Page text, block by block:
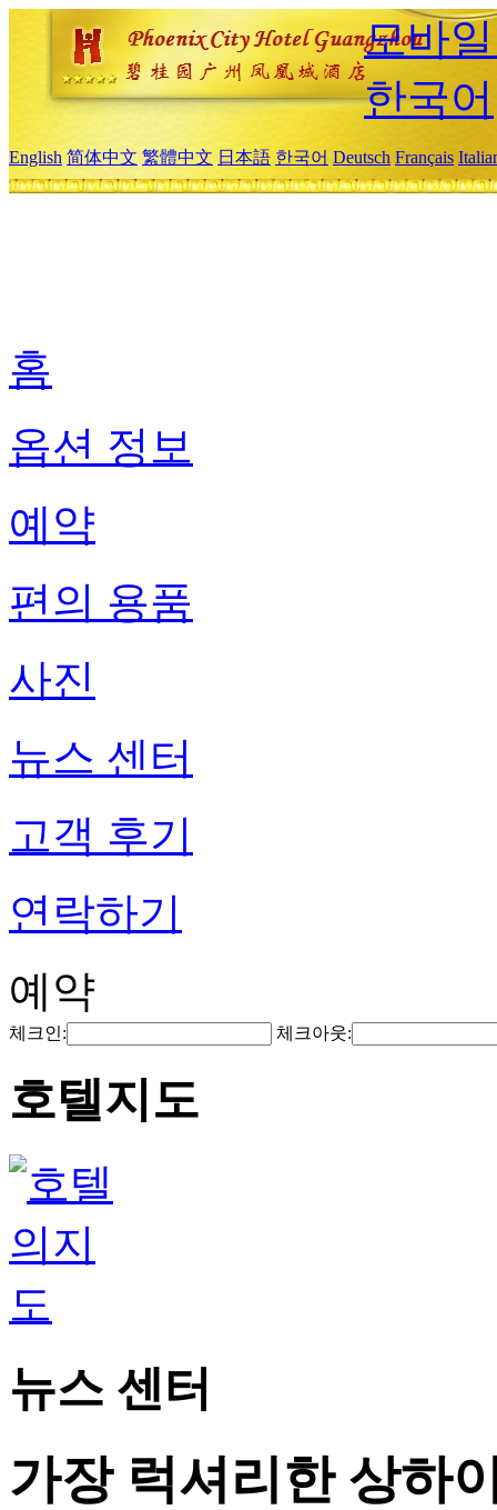
모바
한국어
English 简体中文 繁體中文 日本語 한국어 Deutsch Français
홈
옵션 정보
예약
편의 용품
사진
뉴스 센터
고객 후기
연락하기
예약
체크인: 체크아웃:
호텔지도
뉴스 센터
가장 럭셔리한 상하